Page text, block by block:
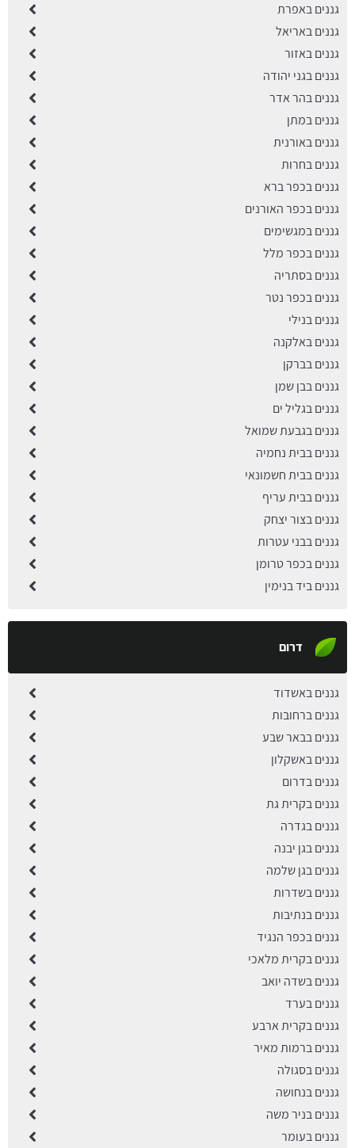
גננים באפרת
גננים באריאל
גננים באזור
גננים בגני יהודה
גננים בהר אדר
גננים במתן
גננים באורנית
גננים בחרות
גננים בכפר ברא
גננים בכפר האורנים
גננים במגשימים
גננים בכפר מלל
גננים בסתריה
גננים בכפר נטר
גננים בנילי
גננים באלקנה
גננים בברקן
גננים בבן שמן
גננים בגליל ים
גננים בגבעת שמואל
גננים בבית נחמיה
גננים בבית חשמונאי
גננים בבית עריף
גננים בצור יצחק
גננים בבני עטרות
גננים בכפר טרומן
גננים ביד בנימין
דרום
גננים באשדוד
גננים ברחובות
גננים בבאר שבע
גננים באשקלון
גננים בדרום
גננים בקרית גת
גננים בגדרה
גננים בגן יבנה
גננים בגן שלמה
גננים בשדרות
גננים בנתיבות
גננים בכפר הנגיד
גננים בקרית מלאכי
גננים בשדה יואב
גננים בערד
גננים בקרית ארבע
גננים ברמות מאיר
גננים בסגולה
גננים בנחושה
גננים בניר משה
גננים בעומר